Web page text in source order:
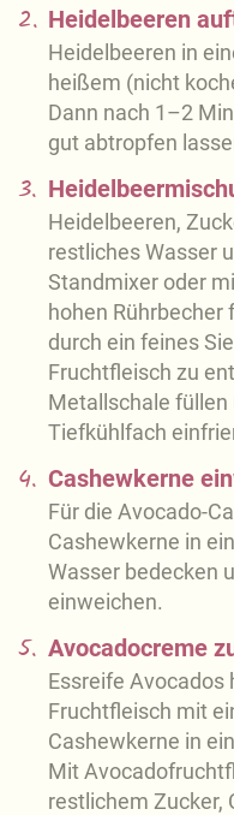
2. Heidelbeeren
Heidelbeeren in
heißem (nicht
Dann nach 1–2
gut abtropfen
3.
Heidelbeeren,
restliches Wasser
Standmixer oder
hohen
durch ein feines
Fruchtfleisch zu
Metallschale füllen
Tiefkühlfach
4. Cashewkerne
Für die Avocado-
Cashewkerne in
Wasser bedecken
einweichen.
5. Avocadocreme
Essreife Avocados
Fruchtfleisch mit
Cashewkerne in
Mit
restlichem Zucker,